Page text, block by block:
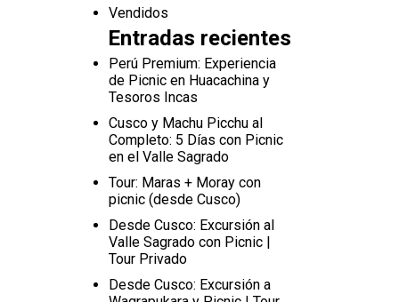
Vendidos
Entradas recientes
Perú Premium: Experiencia
de Picnic en Huacachina y
Tesoros Incas
Cusco y Machu Picchu al
Completo: 5 Días con Picnic
en el Valle Sagrado
Tour: Maras + Moray con
picnic (desde Cusco)
Desde Cusco: Excursión al
Valle Sagrado con Picnic |
Tour Privado
Desde Cusco: Excursión a